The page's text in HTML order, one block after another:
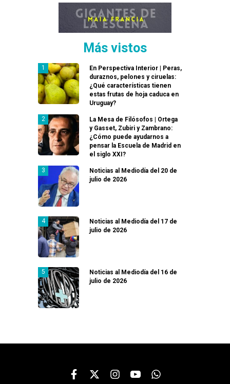
Más vistos
En Perspectiva Interior | Peras,
duraznos, pelones y ciruelas:
¿Qué características tienen
estas frutas de hoja caduca en
Uruguay?
La Mesa de Filósofos | Ortega
y Gasset, Zubiri y Zambrano:
¿Cómo puede ayudarnos a
pensar la Escuela de Madrid en
el siglo XXI?
Noticias al Mediodía del 20 de
julio de 2026
Noticias al Mediodía del 17 de
julio de 2026
Noticias al Mediodía del 16 de
julio de 2026